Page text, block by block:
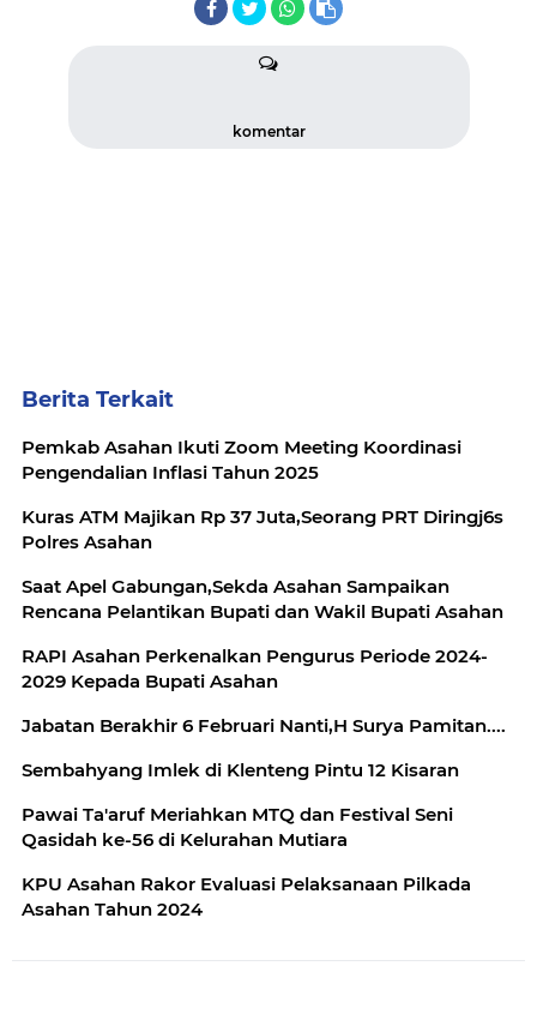
komentar
Berita Terkait
Pemkab Asahan Ikuti Zoom Meeting Koordinasi
Pengendalian Inflasi Tahun 2025
Kuras ATM Majikan Rp 37 Juta,Seorang PRT Diringj6s
Polres Asahan
Saat Apel Gabungan,Sekda Asahan Sampaikan
Rencana Pelantikan Bupati dan Wakil Bupati Asahan
RAPI Asahan Perkenalkan Pengurus Periode 2024-
2029 Kepada Bupati Asahan
Jabatan Berakhir 6 Februari Nanti,H Surya Pamitan....
Sembahyang Imlek di Klenteng Pintu 12 Kisaran
Pawai Ta'aruf Meriahkan MTQ dan Festival Seni
Qasidah ke-56 di Kelurahan Mutiara
KPU Asahan Rakor Evaluasi Pelaksanaan Pilkada
Asahan Tahun 2024